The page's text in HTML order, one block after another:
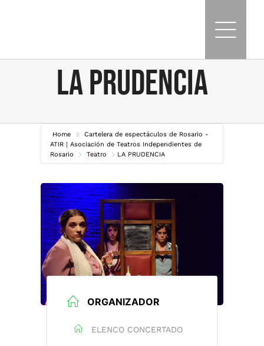
LA PRUDENCIA
Home
Cartelera de espectáculos de Rosario -
ATIR | Asociación de Teatros Independientes de
Rosario
Teatro LA PRUDENCIA
ORGANIZADOR
ELENCO CONCERTADO